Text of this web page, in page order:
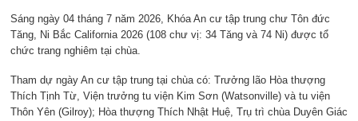
Sáng ngày 04 tháng 7 năm 2026, Khóa An cư tập trung chư Tôn đức
Tăng, Ni Bắc California 2026 (108 chư vị: 34 Tăng và 74 Ni) được tổ
chức trang nghiêm tại chùa.
Tham dự ngày An cư tập trung tại chùa có: Trưởng lão Hòa thượng
Thích Tịnh Từ, Viện trưởng tu viện Kim Sơn (Watsonville) và tu viện
Thôn Yên (Gilroy); Hòa thượng Thích Nhật Huệ, Trụ trì chùa Duyên Giác